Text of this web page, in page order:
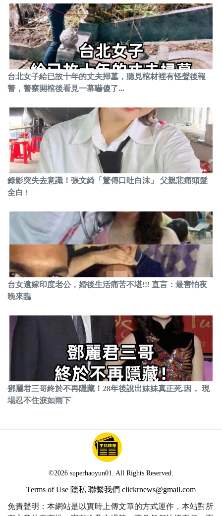
台北女子給已故十年的丈夫掃墓，聽見棺材裡有怪聲後報
警，警察開棺後看見一幕嚇傻了...
錄影突失去意識！張文綺「驚傳口吐白沫」 父親悲痛頭髮
全白 !
台女遠嫁印度老公，婚後生活痛苦不堪!!! 直言：最害怕夜
晚來臨
鄧麗君三哥終於不再隱藏！28年後說出妹妹真正死.因， 現
場忍不住淚如雨下
©2026 superhaoyun01. All Rights Reserved.
Terms of Use 隱私 聯繫我們 clickrnews@gmail.com
免責聲明：本網站是以實時上傳文章的方式運作，本站對所